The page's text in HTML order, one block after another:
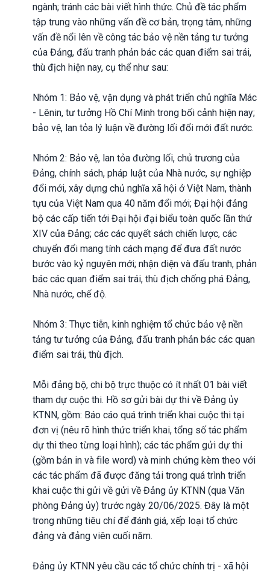
ngành; tránh các bài viết hình thức. Chủ đề tác phẩm
tập trung vào những vấn đề cơ bản, trọng tâm, những
vấn đề nổi lên về công tác bảo vệ nền tảng tư tưởng
của Đảng, đấu tranh phản bác các quan điểm sai trái,
thù địch hiện nay, cụ thể như sau:
Nhóm 1: Bảo vệ, vận dụng và phát triển chủ nghĩa Mác
- Lênin, tư tưởng Hồ Chí Minh trong bối cảnh hiện nay;
bảo vệ, lan tỏa lý luận về đường lối đổi mới đất nước.
Nhóm 2: Bảo vệ, lan tỏa đường lối, chủ trương của
Đảng, chính sách, pháp luật của Nhà nước, sự nghiệp
đổi mới, xây dựng chủ nghĩa xã hội ở Việt Nam, thành
tựu của Việt Nam qua 40 năm đổi mới; Đại hội đảng
bộ các cấp tiến tới Đại hội đại biểu toàn quốc lần thứ
XIV của Đảng; các các quyết sách chiến lược, các
chuyển đổi mang tính cách mạng để đưa đất nước
bước vào kỷ nguyên mới; nhận diện và đấu tranh, phản
bác các quan điểm sai trái, thù địch chống phá Đảng,
Nhà nước, chế độ.
Nhóm 3: Thực tiễn, kinh nghiệm tổ chức bảo vệ nền
tảng tư tưởng của Đảng, đấu tranh phản bác các quan
điểm sai trái, thù địch.
Mỗi đảng bộ, chi bộ trực thuộc có ít nhất 01 bài viết
tham dự cuộc thi. Hồ sơ gửi bài dự thi về Đảng ủy
KTNN, gồm: Báo cáo quá trình triển khai cuộc thi tại
đơn vị (nêu rõ hình thức triển khai, tổng số tác phẩm
dự thi theo từng loại hình); các tác phẩm gửi dự thi
(gồm bản in và file word) và minh chứng kèm theo với
các tác phẩm đã được đăng tải trong quá trình triển
khai cuộc thi gửi về gửi về Đảng ủy KTNN (qua Văn
phòng Đảng ủy) trước ngày 20/06/2025. Đây là một
trong những tiêu chí để đánh giá, xếp loại tổ chức
đảng và đảng viên cuối năm.
Đảng ủy KTNN yêu cầu các tổ chức chính trị - xã hội